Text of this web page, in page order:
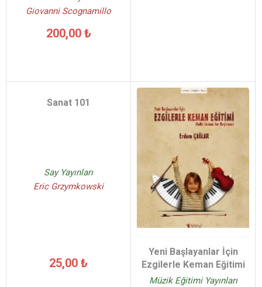
Giovanni Scognamillo
200,00 ₺
Sanat 101
Say Yayınları
Eric Grzymkowski
25,00 ₺
Yeni Başlayanlar İçin
Ezgilerle Keman Eğitimi
Müzik Eğitimi Yayınları